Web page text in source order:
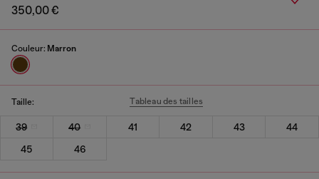
350,00 €
Couleur: Marron
Taille: Tableau des tailles
39 40 41 42 43
44
45
46